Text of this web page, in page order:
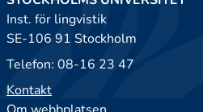
Inst. för lingvistik
SE-106 91 Stockholm
Telefon: 08-16 23 47
Kontakt